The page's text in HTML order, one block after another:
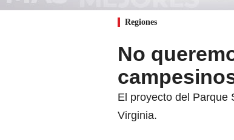
Regiones
No
El proyecto del Parque
Virginia.